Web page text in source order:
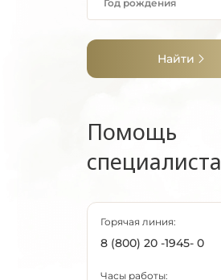
Найти
Помощь
специалиста
Горячая линия:
8 (800) 20 -1945- 0
Часы работы: